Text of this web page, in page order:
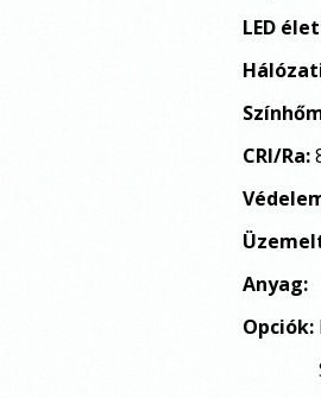
LED
CRI/Ra:
Anyag:
Opciók: